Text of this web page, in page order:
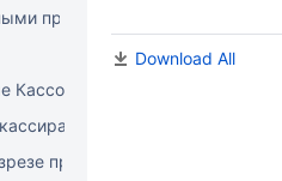
продажами
Кассовые операции
продавцов-консультантов
Download All